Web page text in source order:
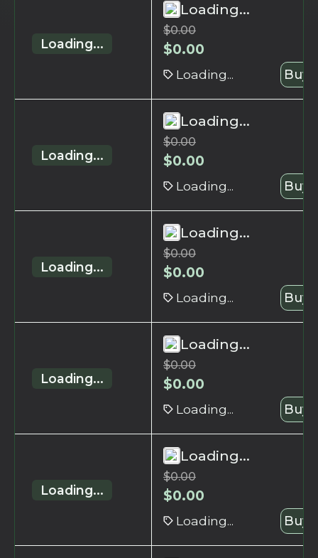
Loading...
Loading...
$0.00
$0.00
Loading... Buy
Loading...
Loading...
$0.00
$0.00
Loading... Buy
Loading...
Loading...
$0.00
$0.00
Loading... Buy
Loading...
Loading...
$0.00
$0.00
Loading... Buy
Loading...
Loading...
$0.00
$0.00
Loading... Buy